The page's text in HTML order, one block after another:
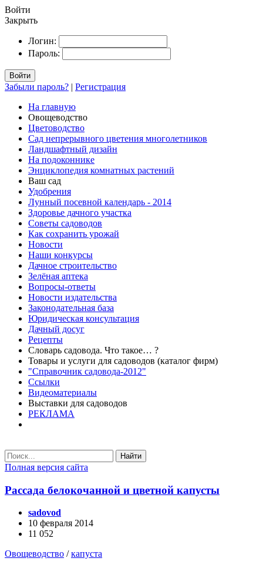
Войти
Закрыть
Логин:
Пароль:
Войти
Забыли пароль? | Регистрация
На главную
Овощеводство
Цветоводство
Сад непрерывного цветения многолетников
Ландшафтный дизайн
На подоконнике
Энциклопедия комнатных растений
Ваш сад
Удобрения
Лунный посевной календарь - 2014
Здоровье дачного участка
Советы садоводов
Как сохранить урожай
Новости
Наши конкурсы
Дачное строительство
Зелёная аптека
Вопросы-ответы
Новости издательства
Законодательная база
Юридическая консультация
Дачный досуг
Рецепты
Словарь садовода. Что такое… ?
Товары и услуги для садоводов (каталог фирм)
"Справочник садовода-2012"
Ссылки
Видеоматериалы
Выставки для садоводов
РЕКЛАМА
Найти
Полная версия сайта
Рассада белокочанной и цветной капусты
sadovod
10 февраля 2014
11 052
Овощеводство /капуста